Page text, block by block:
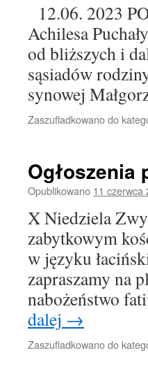
12.06. 2023
Achilesa
od bliższych i
sąsiadów
synowej
Zaszufladkowano do
Ogłoszenia
Opublikowano 11 czerwca
X Niedziela
zabytkowym
w języku
zapraszamy na
nabożeństwo
dalej →
Zaszufladkowano do